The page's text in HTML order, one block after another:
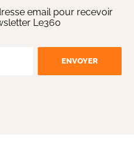
email pour recevoir
Le360
ENVOYER